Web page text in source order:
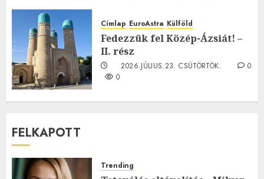
2026.JÚLIUS.23. CSÜTÖRTÖK.
0
Címlap EuroAstra Külföld
Fedezzük fel Közép-Ázsiát! –
II. rész
2026.JÚLIUS.23. CSÜTÖRTÖK.
0
0
FELKAPOTT
Trending